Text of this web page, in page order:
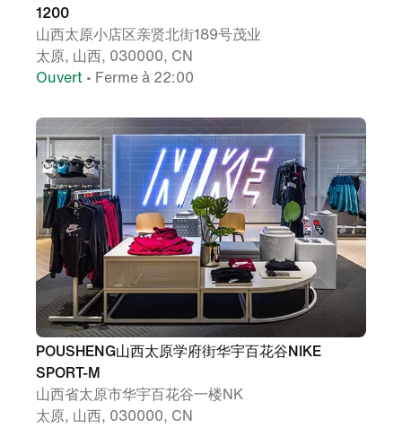
1200
山西太原小店区亲贤北街189号茂业
太原, 山西, 030000, CN
Ouvert • Ferme à 22:00
POUSHENG山西太原学府街华宇百花谷NIKE
SPORT-M
山西省太原市华宇百花谷一楼NK
太原, 山西, 030000, CN